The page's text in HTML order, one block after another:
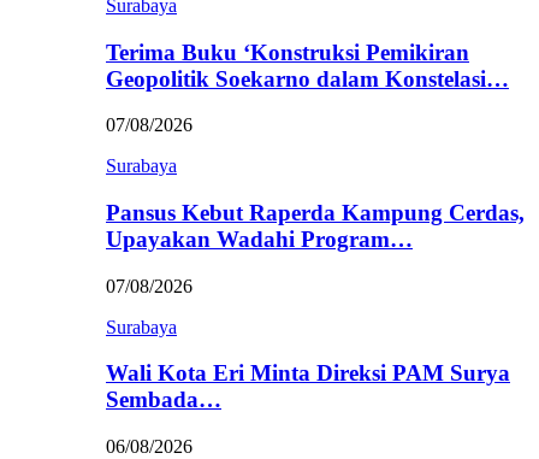
Surabaya
Terima Buku ‘Konstruksi Pemikiran
Geopolitik Soekarno dalam Konstelasi…
07/08/2026
Surabaya
Pansus Kebut Raperda Kampung Cerdas,
Upayakan Wadahi Program…
07/08/2026
Surabaya
Wali Kota Eri Minta Direksi PAM Surya
Sembada…
06/08/2026